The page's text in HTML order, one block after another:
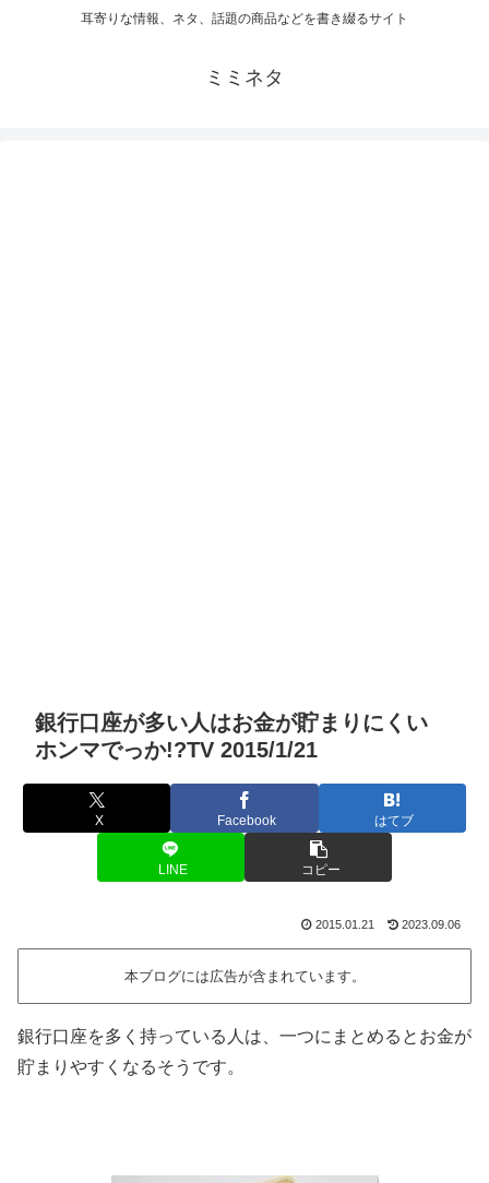
耳寄りな情報、ネタ、話題の商品などを書き綴るサイト
ミミネタ
銀行口座が多い人はお金が貯まりにくい
ホンマでっか!?TV 2015/1/21
X Facebook はてブ
LINE コピー
2015.01.21 2023.09.06
本ブログには広告が含まれています。
銀行口座を多く持っている人は、一つにまとめるとお金が
貯まりやすくなるそうです。